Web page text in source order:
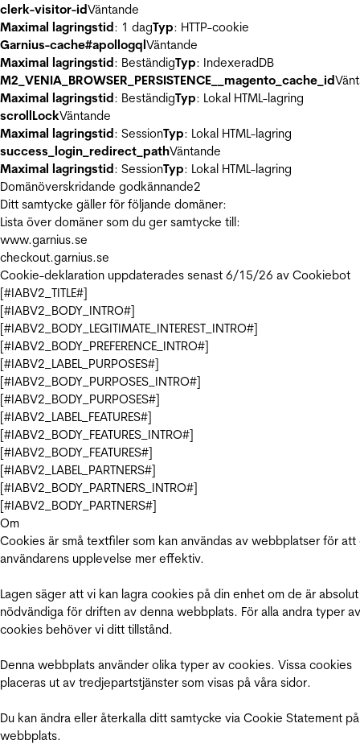
clerk-visitor-idVäntande
Maximal lagringstid: 1 dagTyp: HTTP-cookie
Garnius-cache#apollogqlVäntande
Maximal lagringstid: BeständigTyp: IndexeradDB
M2_VENIA_BROWSER_PERSISTENCE__magento_cache_id
Maximal lagringstid: BeständigTyp: Lokal HTML-lagring
scrollLockVäntande
Maximal lagringstid: SessionTyp: Lokal HTML-lagring
success_login_redirect_pathVäntande
Maximal lagringstid: SessionTyp: Lokal HTML-lagring
Domänöverskridande godkännande2
Ditt samtycke gäller för följande domäner:
Lista över domäner som du ger samtycke till:
www.garnius.se
checkout.garnius.se
Cookie-deklaration uppdaterades senast 6/15/26 av Cookiebot
[#IABV2_TITLE#]
[#IABV2_BODY_INTRO#]
[#IABV2_BODY_LEGITIMATE_INTEREST_INTRO#]
[#IABV2_BODY_PREFERENCE_INTRO#]
[#IABV2_LABEL_PURPOSES#]
[#IABV2_BODY_PURPOSES_INTRO#]
[#IABV2_BODY_PURPOSES#]
[#IABV2_LABEL_FEATURES#]
[#IABV2_BODY_FEATURES_INTRO#]
[#IABV2_BODY_FEATURES#]
[#IABV2_LABEL_PARTNERS#]
[#IABV2_BODY_PARTNERS_INTRO#]
[#IABV2_BODY_PARTNERS#]
Om
Cookies är små textfiler som kan användas av webbplatser för att
användarens upplevelse mer effektiv.
Lagen säger att vi kan lagra cookies på din enhet om de är absolut
nödvändiga för driften av denna webbplats. För alla andra typer av
cookies behöver vi ditt tillstånd.
Denna webbplats använder olika typer av cookies. Vissa cookies
placeras ut av tredjepartstjänster som visas på våra sidor.
Du kan ändra eller återkalla ditt samtycke via Cookie Statement
webbplats.